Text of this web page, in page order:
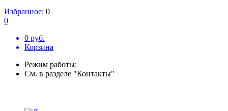
Избранное: 0
0
0 руб.
Корзина
Режим работы:
См. в разделе "Контакты"